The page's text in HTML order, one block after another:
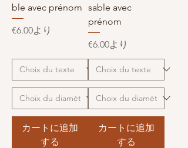
ble avec prénom
€6.00より
セール価格
カートに追加
する
sable avec
prénom
€6.00より
セール価格
カートに追加
する